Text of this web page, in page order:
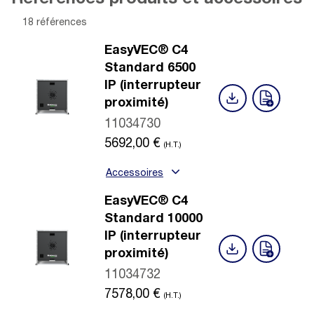
18 références
EasyVEC® C4
Standard 6500
IP (interrupteur
proximité)
11034730
5692,00 € (H.T.)
Accessoires
EasyVEC® C4
Standard 10000
IP (interrupteur
proximité)
11034732
7578,00 € (H.T.)